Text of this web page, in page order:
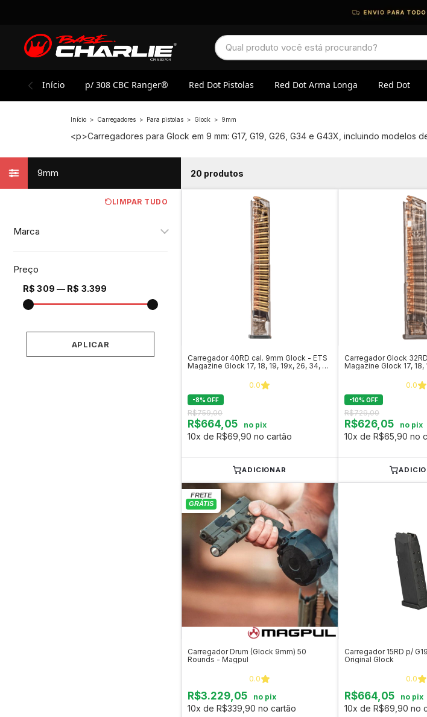
Início p/ 308 CBC Ranger® Red Dot Pistolas Red Dot Arma Longa Red Dot
Início > Carregadores > Para pistolas > Glock > 9mm
<p>Carregadores para Glock em 9 mm: G17, G19, G26, G34 e G43X, incluindo modelos
9mm
LIMPAR TUDO
Marca
Preço
R$ 309 — R$ 3.399
APLICAR
20 produtos
Carregador 40RD cal. 9mm Glock - ETS
Magazine Glock 17, 18, 19, 19x, 26, 34, 45
0.0
-8% OFF
R$759,00
R$664,05 no pix
10x de R$69,90 no cartão
ADICIONAR
Carregador Glock
Magazine Glock 17, 18,
0.0
-10% OFF
R$729,00
R$626,05 no pix
10x de R$65,90 no
Carregador Drum (Glock 9mm) 50
Rounds - Magpul
0.0
R$3.229,05 no pix
10x de R$339,90 no cartão
Carregador 15RD p/
Original Glock
0.0
R$664,05 no pix
10x de R$69,90 no